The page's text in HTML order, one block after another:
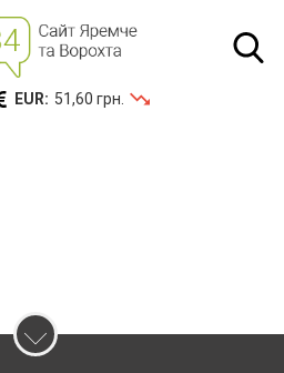
EUR: 51,60 грн.